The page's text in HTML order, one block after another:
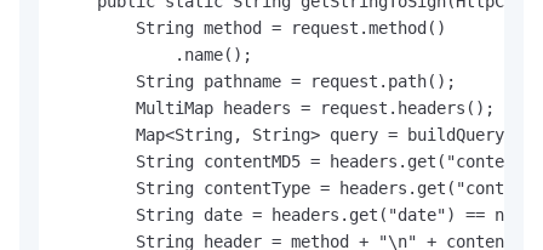
        String method = request.method()
            .name();
        String pathname = request.path();
        MultiMap headers = request.headers();
Map<String, String> query =
String contentMD5 =
String contentType =
String date = headers.get("date") ==
String header = method + "\n" +